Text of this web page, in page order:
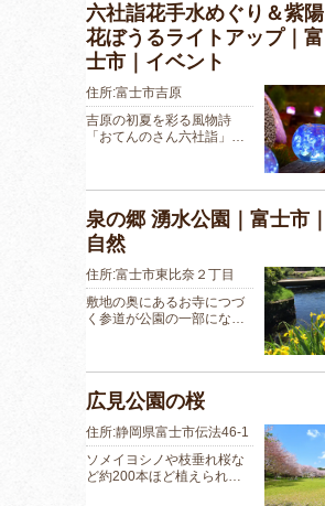
六社詣花手水めぐり＆紫陽
花ぼうるライトアップ｜富
士市｜イベント
住所:富士市吉原
吉原の初夏を彩る風物詩
「おてんのさん六社詣」…
泉の郷 湧水公園｜富士市｜
自然
住所:富士市東比奈２丁目
敷地の奥にあるお寺につづ
く参道が公園の一部にな…
広見公園の桜
住所:静岡県富士市伝法46-1
ソメイヨシノや枝垂れ桜な
ど約200本ほど植えられ…